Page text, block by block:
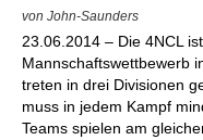
von John-Saunders
23.06.2014 – Die 4NCL
Mannschaftswettbewerb
treten in drei Divisionen
muss in jedem Kampf
Teams spielen am